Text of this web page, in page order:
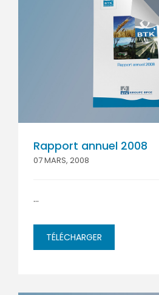
Rapport annuel 2008
07 MARS, 2008
...
TÉLÉCHARGER